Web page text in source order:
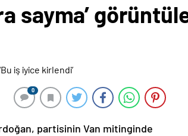
sayma’
0
partisinin Van mitinginde